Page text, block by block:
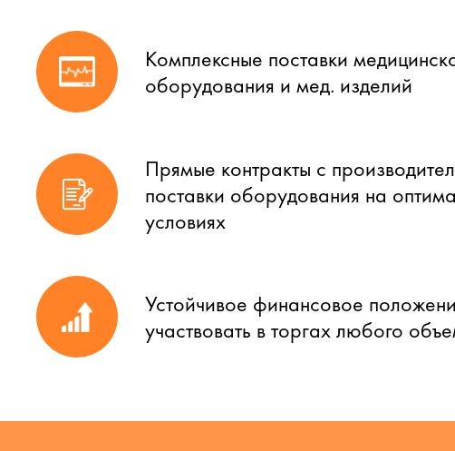
Комплексные поставки
оборудования и мед. изделий
Прямые контракты с
поставки оборудования на
условиях
Устойчивое финансовое
участвовать в торгах любого